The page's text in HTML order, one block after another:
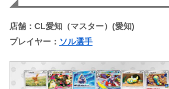
店舗：CL愛知（マスター）(愛知)
プレイヤー： ソル選手